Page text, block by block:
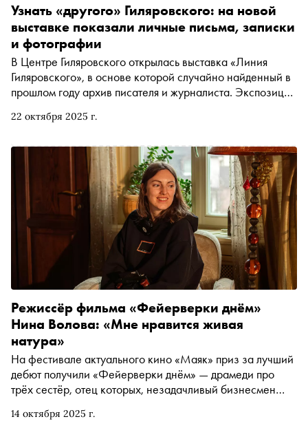
22 октября 2025 г.
Узнать «другого» Гиляровского: на новой
выставке показали личные письма, записки
и фотографии
В Центре Гиляровского открылась выставка «Линия
Гиляровского», в основе которой случайно найденный в
прошлом году архив писателя и журналиста. Экспозиция
открытки, записки соседям, фотографии и многое
14 октября 2025 г.
Режиссёр фильма «Фейерверки днём»
Нина Волова: «Мне нравится живая
натура»
На фестивале актуального кино «Маяк» приз за лучший
дебют получили «Фейерверки днём» — драмеди про
трёх сестёр, отец которых, незадачливый бизнесмен
выросли. Как и жюри фестиваля, киножурналист Катя